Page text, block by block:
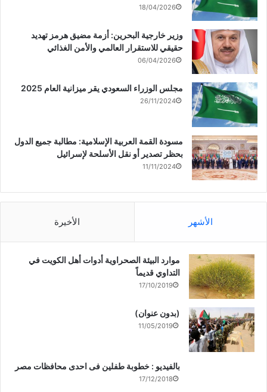
18/04/2026
وزير خارجية البحرين: أزمة مضيق هرمز تهديد
حقيقي للاستقرار العالمي والأمن الغذائي
06/04/2026
مجلس الوزراء السعودي يقر ميزانية العام 2025
26/11/2024
مسودة القمة العربية الإسلامية: مطالبة جميع الدول
بحظر تصدير أو نقل الأسلحة لإسرائيل
11/11/2024
الأشهر الأخيرة
موارد البيئة الصحراوية أدوات أهل الكويت في
التداوي قديماً
17/10/2019
(بدون عنوان)
11/05/2019
بالفيديو : خطوبة طفلين فى احدى محافظات مصر
17/12/2018